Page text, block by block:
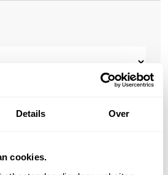
Details Over
cookies.